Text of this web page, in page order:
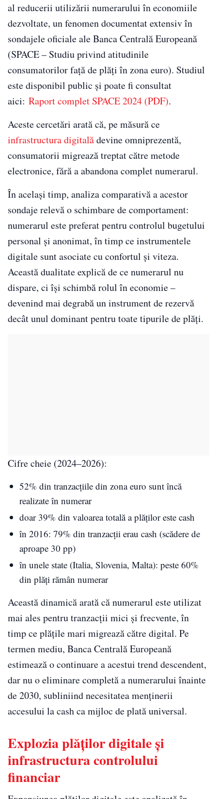
al reducerii utilizării numerarului în economiile
dezvoltate, un fenomen documentat extensiv în
sondajele oficiale ale Banca Centrală Europeană
(SPACE – Studiu privind atitudinile
consumatorilor față de plăți în zona euro). Studiul
este disponibil public și poate fi consultat
aici: Raport complet SPACE 2024 (PDF).
Aceste cercetări arată că, pe măsură ce
infrastructura digitalădevine omniprezentă,
consumatorii migrează treptat către metode
electronice, fără a abandona complet numerarul.
În același timp, analiza comparativă a acestor
sondaje relevă o schimbare de comportament:
numerarul este preferat pentru controlul bugetului
personal și anonimat, în timp ce instrumentele
digitale sunt asociate cu confortul și viteza.
Această dualitate explică de ce numerarul nu
dispare, ci își schimbă rolul în economie –
devenind mai degrabă un instrument de rezervă
decât unul dominant pentru toate tipurile de plăți.
Cifre cheie (2024–2026):
52% din tranzacțiile din zona euro sunt încă
realizate în numerar
doar 39% din valoarea totală a plăților este cash
în 2016: 79% din tranzacții erau cash (scădere de
aproape 30 pp)
în unele state (Italia, Slovenia, Malta): peste 60%
din plăți rămân numerar
Această dinamică arată că numerarul este utilizat
mai ales pentru tranzacții mici și frecvente, în
timp ce plățile mari migrează către digital. Pe
termen mediu, Banca Centrală Europeană
estimează o continuare a acestui trend descendent,
dar nu o eliminare completă a numerarului înainte
de 2030, subliniind necesitatea menținerii
accesului la cash ca mijloc de plată universal.
Explozia plăților digitale și
infrastructura controlului
financiar